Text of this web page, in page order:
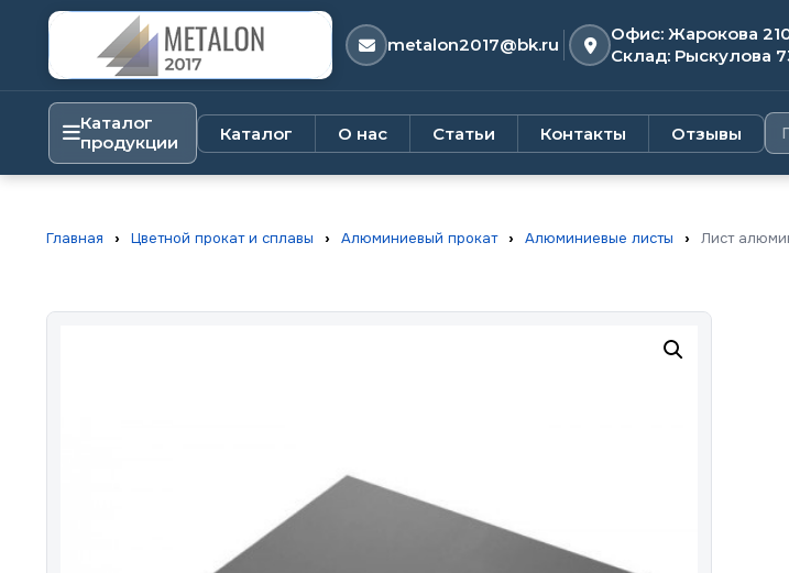
metalon2017@bk.ru
Офис: Жарокова
Склад: Рыскулова
Каталог
продукции
Каталог О нас Статьи Контакты Отзывы
Главная › Цветной прокат и сплавы › Алюминиевый прокат › Алюминиевые листы › Лист